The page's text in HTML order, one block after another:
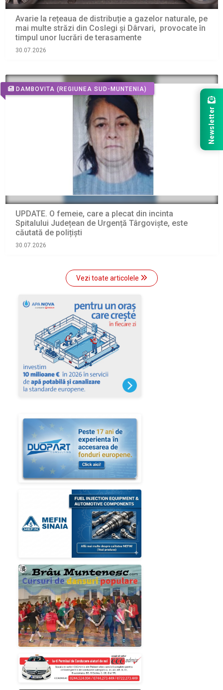
Avarie la rețeaua de distribuție a gazelor naturale, pe
mai multe străzi din Coslegi și Dârvari, provocate în
timpul unor lucrări de terasamente
30.07.2026
DAMBOVITA (REGIUNEA SUD-MUNTENIA)
UPDATE. O femeie, care a plecat din incinta
Spitalului Județean de Urgență Târgoviște, este
căutată de polițiști
30.07.2026
Vezi toate articolele
Newsletter